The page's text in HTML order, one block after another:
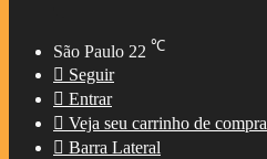
São Paulo 22 ℃
Seguir
Entrar
Veja seu carrinho de
Barra Lateral